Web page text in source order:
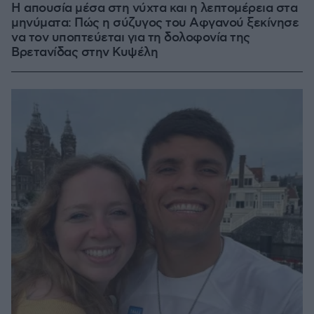
Η απουσία μέσα στη νύχτα και η λεπτομέρεια στα
μηνύματα: Πώς η σύζυγος του Αφγανού ξεκίνησε
να τον υποπτεύεται για τη δολοφονία της
Βρετανίδας στην Κυψέλη